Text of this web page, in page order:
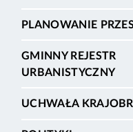
PLANOWANIE
GMINNY REJESTR
URBANISTYCZNY
UCHWAŁA